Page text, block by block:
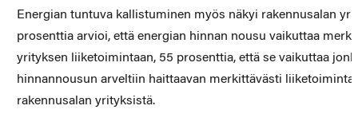
Energian tuntuva kallistuminen myös näkyi rakennusalan
prosenttia arvioi, että energian hinnan nousu vaikuttaa
yrityksen liiketoimintaan, 55 prosenttia, että se vaikuttaa
hinnannousun arveltiin haittaavan merkittävästi
rakennusalan yrityksistä.